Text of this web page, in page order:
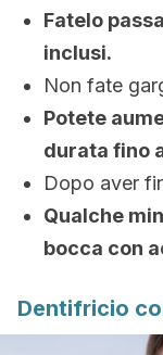
Fatelo
inclusi.
Non fate
Potete
durata fino
Dopo aver
Qualche
bocca con
Dentifricio